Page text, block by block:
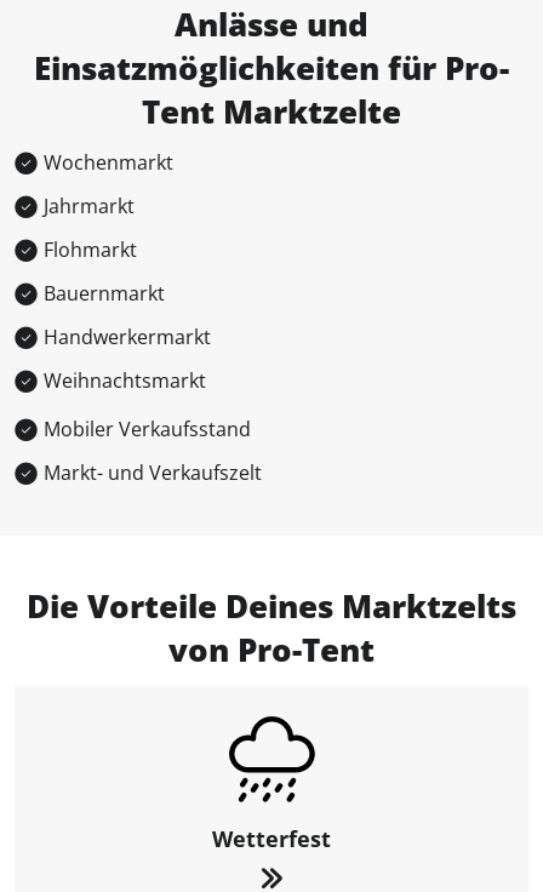
Anlässe und
Einsatzmöglichkeiten für Pro-
Tent Marktzelte
Wochenmarkt
Jahrmarkt
Flohmarkt
Bauernmarkt
Handwerkermarkt
Weihnachtsmarkt
Mobiler Verkaufsstand
Markt- und Verkaufszelt
Die Vorteile Deines Marktzelts
von Pro-Tent
Wetterfest